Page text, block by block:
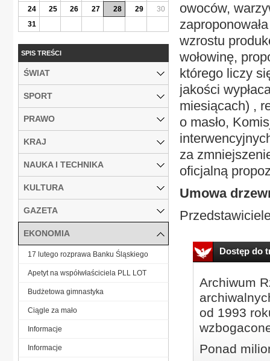
owoców,
wzrostu
wołowinę,
którego liczy
jakości
miesiącach) ,
o masło,
za
oficjalną
Umowa
Dostęp do
Archiwum
od 1993
Ponad
24
25 26 27 28 29
30
31
SPIS TREŚCI
ŚWIAT
SPORT
PRAWO
KRAJ
NAUKA I TECHNIKA
KULTURA
GAZETA
EKONOMIA
17 lutego rozprawa Banku Śląskiego
Apetyt na współwłaściciela PLL LOT
Budżetowa gimnastyka
Ciągle za mało
Informacje
Informacje